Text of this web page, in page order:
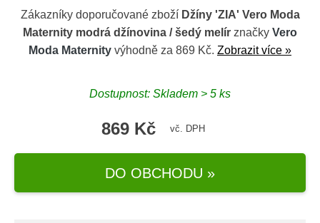
Zákazníky doporučované zboží Džíny 'ZIA' Vero Moda
Maternity modrá džínovina / šedý melír značky Vero
Moda Maternity výhodně za 869 Kč. Zobrazit více »
Dostupnost: Skladem > 5 ks
869 Kč vč. DPH
DO OBCHODU »